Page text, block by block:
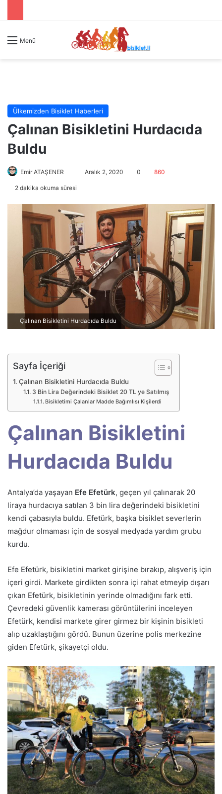
Menü
Ülkemizden Bisiklet Haberleri
Çalınan Bisikletini Hurdacıda
Buldu
Emir ATAŞENER
-
p
o
s
t
a
g
n
k
Aralık 2, 2020 0 860
2 dakika okuma süresi
Çalınan Bisikletini Hurdacıda Buldu
Sayfa İçeriği
Çalınan Bisikletini Hurdacıda Buldu
3 Bin Lira Değerindeki Bisiklet 20 TL ye Satılmış
Bisikletimi Çalanlar Madde Bağımlısı Kişilerdi
Çalınan Bisikletini
Hurdacıda Buldu
Antalya’da yaşayan Efe Efetürk, geçen yıl çalınarak 20
liraya hurdacıya satılan 3 bin lira değerindeki bisikletini
kendi çabasıyla buldu. Efetürk, başka bisiklet severlerin
mağdur olmaması için de sosyal medyada yardım grubu
kurdu.
Efe Efetürk, bisikletini market girişine bırakıp, alışveriş için
içeri girdi. Markete girdikten sonra içi rahat etmeyip dışarı
çıkan Efetürk, bisikletinin yerinde olmadığını fark etti.
Çevredeki güvenlik kamerası görüntülerini inceleyen
Efetürk, kendisi markete girer girmez bir kişinin bisikleti
alıp uzaklaştığını gördü. Bunun üzerine polis merkezine
giden Efetürk, şikayetçi oldu.